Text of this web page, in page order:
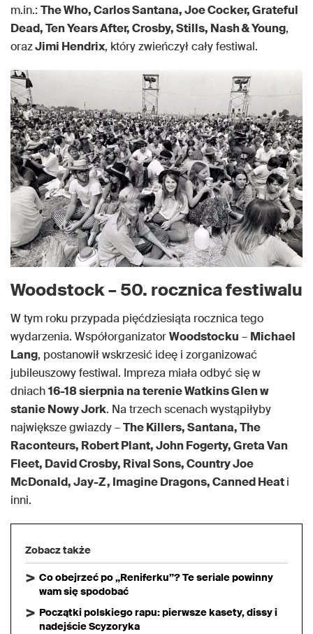
m.in.: The Who, Carlos Santana, Joe Cocker, Grateful
Dead, Ten Years After, Crosby, Stills, Nash & Young,
orazJimi Hendrix, który zwieńczył cały festiwal.
Woodstock – 50. rocznica festiwalu
W tym roku przypada pięćdziesiąta rocznica tego
wydarzenia. WspółorganizatorWoodstocku – Michael
Lang, postanowił wskrzesić ideę i zorganizować
jubileuszowy festiwal. Impreza miała odbyć się w
dniach16-18 sierpnia na terenie Watkins Glen w
stanie Nowy Jork. Na trzech scenach wystąpiłyby
największe gwiazdy –The Killers, Santana, The
Raconteurs, Robert Plant, John Fogerty, Greta Van
Fleet, David Crosby, Rival Sons, Country Joe
McDonald, Jay-Z, Imagine Dragons, Canned Heati
inni.
Zobacz także
Co obejrzeć po „Reniferku”? Te seriale powinny
wam się spodobać
Początki polskiego rapu: pierwsze kasety, dissy i
nadejście Scyzoryka